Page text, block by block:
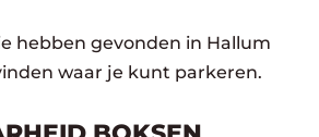
hebben gevonden in Hallum
waar je kunt parkeren.